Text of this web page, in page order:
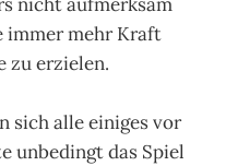
immer mehr Kraft
zu erzielen.
sich alle einiges vor
unbedingt das Spiel